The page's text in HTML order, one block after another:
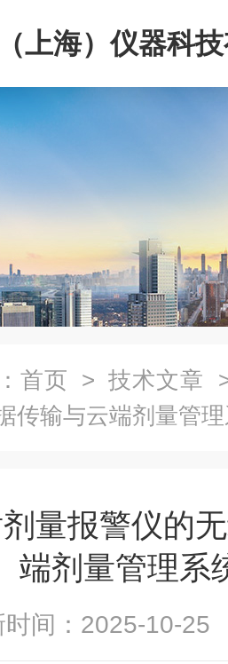
上海）仪器科
首页 > 技术文章
传输与云端剂量管
量报警仪的
端剂量管理系
时间：2025-10-